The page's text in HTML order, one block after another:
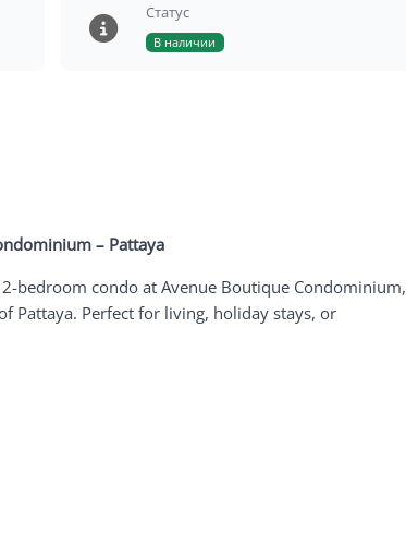
Статус
В наличии
– Pattaya
bedroom condo at Avenue Boutique Condominium,
Pattaya. Perfect for living, holiday stays, or